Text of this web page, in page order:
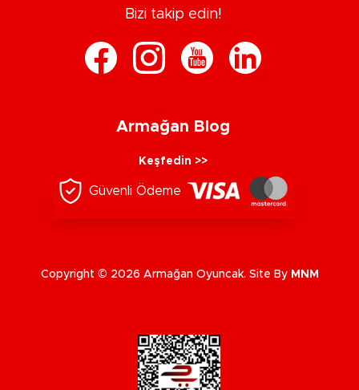
Bizi takip edin!
Armağan Blog
Keşfedin >>
Güvenli Ödeme
Copyright © 2026 Armağan Oyuncak. Site By MNM